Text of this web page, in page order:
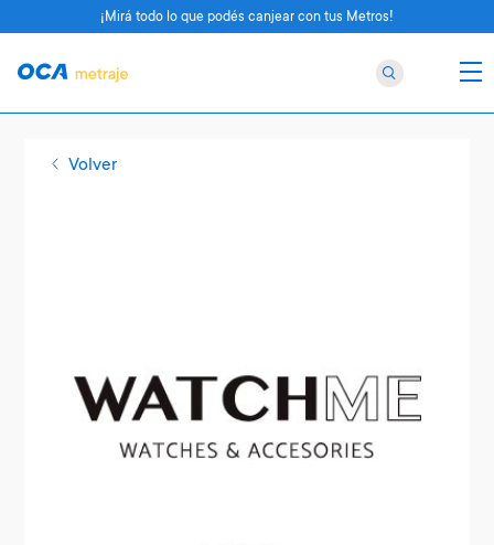
Volver
¡Mirá todo lo que podés canjear con tus Metros!